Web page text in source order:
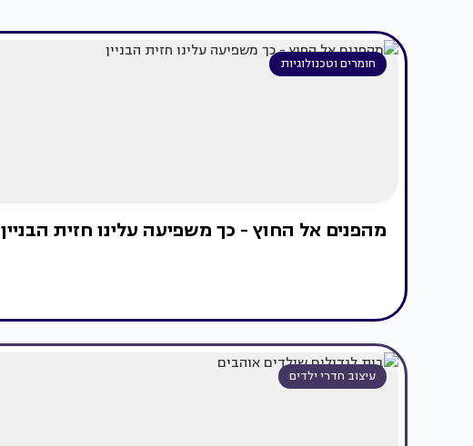
חומרים וטכנולוגיות
מהפנים אל החוץ - כך משפיעה עלינו חזית הבניין
עיצוב חדרי ילדים